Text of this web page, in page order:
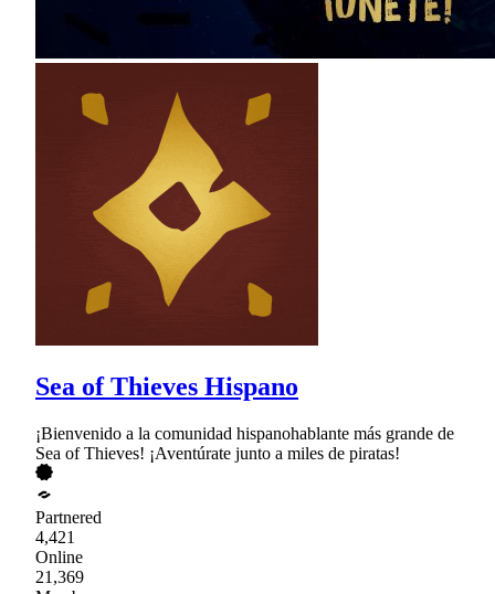
Sea of Thieves Hispano
¡Bienvenido a la comunidad hispanohablante más grande de
Sea of Thieves! ¡Aventúrate junto a miles de piratas!
Partnered
4,421
Online
21,369